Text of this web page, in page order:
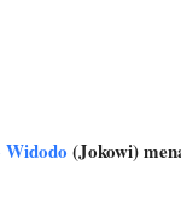
Widodo (Jokowi)